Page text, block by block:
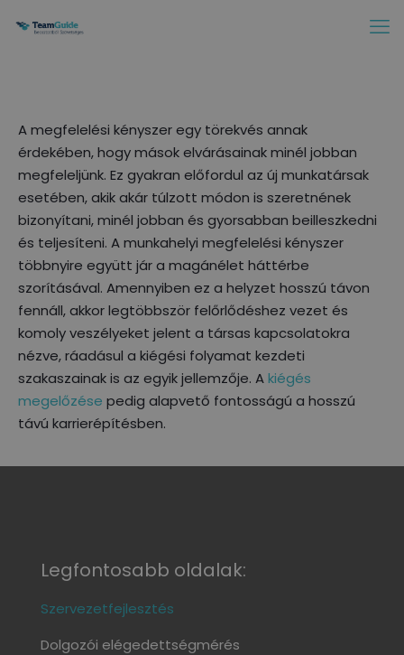
A megfelelési kényszer egy törekvés annak
érdekében, hogy mások elvárásainak minél jobban
megfeleljünk. Ez gyakran előfordul az új munkatársak
esetében, akik akár túlzott módon is szeretnének
bizonyítani, minél jobban és gyorsabban beilleszkedni
és teljesíteni. A munkahelyi megfelelési kényszer
többnyire együtt jár a magánélet háttérbe
szorításával. Amennyiben ez a helyzet hosszú távon
fennáll, akkor legtöbbször felőrlődéshez vezet és
komoly veszélyeket jelent a társas kapcsolatokra
nézve, ráadásul a kiégési folyamat kezdeti
szakaszainak is az egyik jellemzője. Akiégés
megelőzése pedig alapvető fontosságú a hosszú
távú karrierépítésben.
Legfontosabb oldalak:
Szervezetfejlesztés
Dolgozói elégedettségmérés